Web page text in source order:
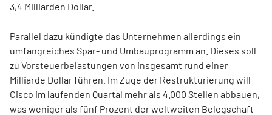
3,4 Milliarden Dollar.
Parallel dazu kündigte das Unternehmen allerdings ein
umfangreiches Spar- und Umbauprogramm an. Dieses soll
zu Vorsteuerbelastungen von insgesamt rund einer
Milliarde Dollar führen. Im Zuge der Restrukturierung will
Cisco im laufenden Quartal mehr als 4.000 Stellen abbauen,
was weniger als fünf Prozent der weltweiten Belegschaft